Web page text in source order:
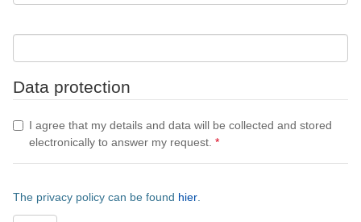
Data protection
I agree that my details and data will be collected and stored
electronically to answer my request. *
The privacy policy can be found hier.